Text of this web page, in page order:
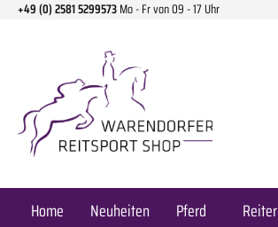
Hauptinhalt springen
Zur Suche springen
Zur Hauptnavigation springen
+49 (0) 2581 5299573Mo - Fr von 09 - 17 Uhr
Home Neuheiten Pferd Reiter